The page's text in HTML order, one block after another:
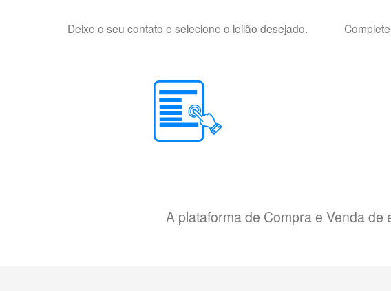
Deixe o seu contato e selecione o leilão desejado.
A plataforma de Compra e Venda